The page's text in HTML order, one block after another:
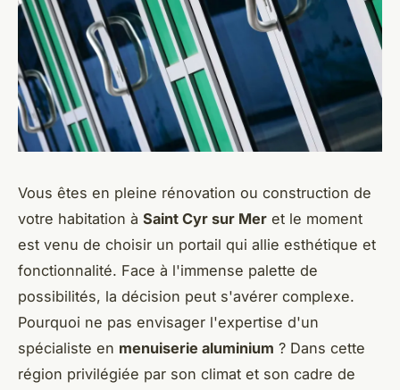
Vous êtes en pleine rénovation ou construction de
votre habitation à Saint Cyr sur Mer et le moment
est venu de choisir un portail qui allie esthétique et
fonctionnalité. Face à l'immense palette de
possibilités, la décision peut s'avérer complexe.
Pourquoi ne pas envisager l'expertise d'un
spécialiste en menuiserie aluminium ? Dans cette
région privilégiée par son climat et son cadre de